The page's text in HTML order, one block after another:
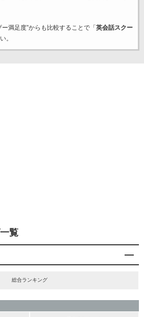
満足度”からも比較することで「 英会話スクー
。
覧
総合ランキング